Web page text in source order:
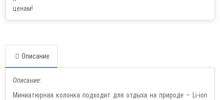
Описание
Описание:
Миниатюрная колонка подходит для отдыха на природе – Li-ion